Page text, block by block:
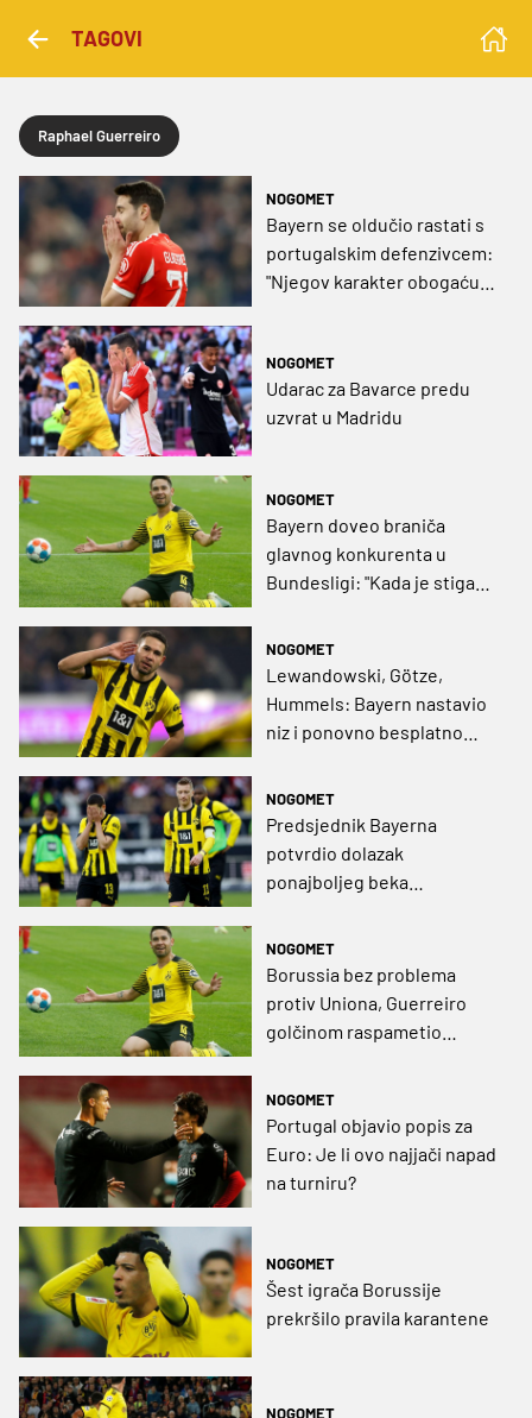
TAGOVI
Raphael Guerreiro
NOGOMET
Bayern se oldučio rastati s
portugalskim defenzivcem:
"Njegov karakter obogaćuje
NOGOMET
Udarac za Bavarce predu
uzvrat u Madridu
NOGOMET
Bayern doveo braniča
glavnog konkurenta u
Bundesligi: "Kada je stigao
NOGOMET
Lewandowski, Götze,
Hummels: Bayern nastavio
niz i ponovno besplatno
Borussije
NOGOMET
Predsjednik Bayerna
potvrdio dolazak
ponajboljeg beka
bijesni!
NOGOMET
Borussia bez problema
protiv Uniona, Guerreiro
golčinom raspametio
NOGOMET
Portugal objavio popis za
Euro: Je li ovo najjači napad
na turniru?
NOGOMET
Šest igrača Borussije
prekršilo pravila karantene
NOGOMET